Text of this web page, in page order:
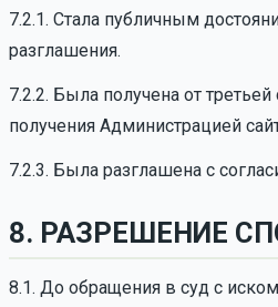
7.2.1. Стала публичным
разглашения.
7.2.2. Была получена от
получения Администрацией
7.2.3. Была разглашена с
8. РАЗРЕШЕНИЕ
8.1. До обращения в суд с